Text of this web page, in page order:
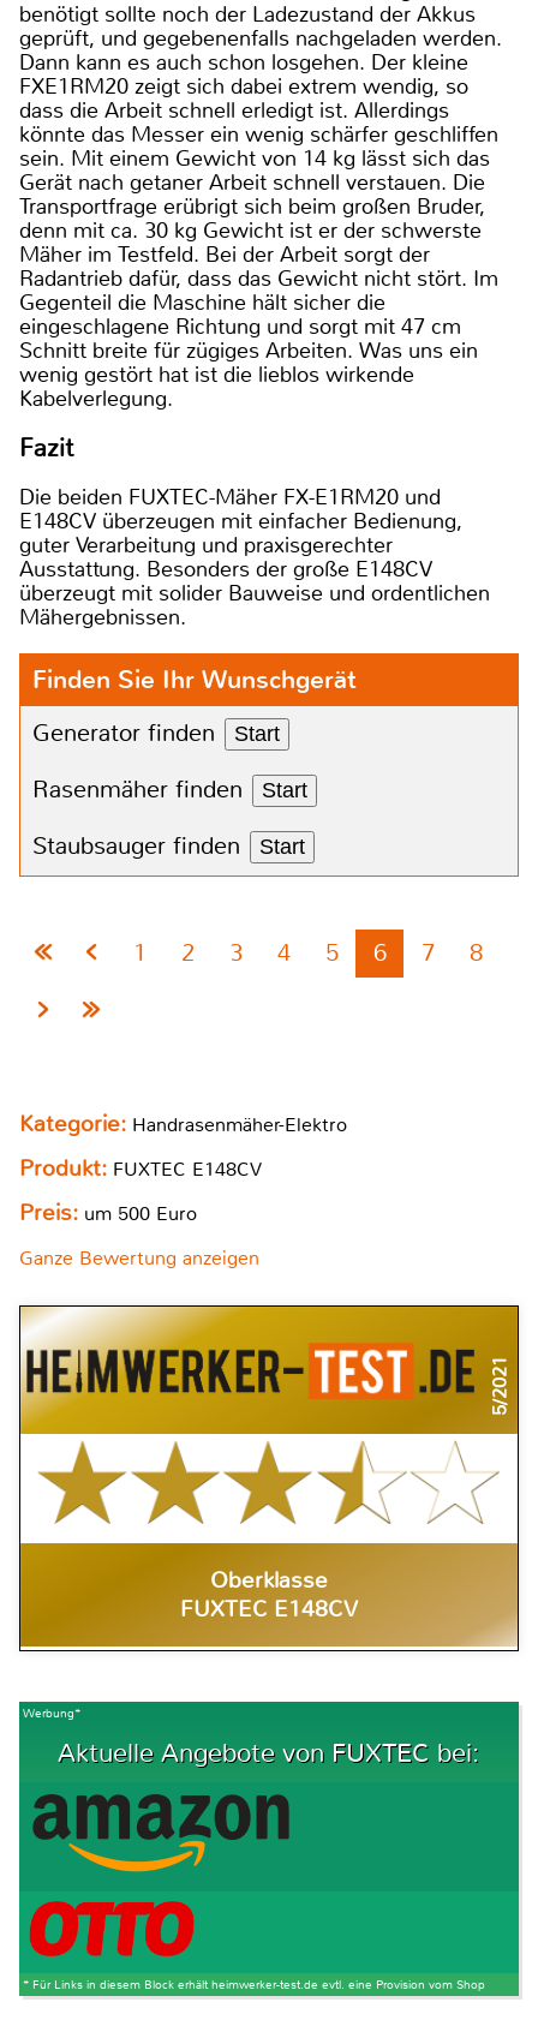
benötigt sollte noch der Ladezustand der Akkus
geprüft, und gegebenenfalls nachgeladen werden.
Dann kann es auch schon losgehen. Der kleine
FXE1RM20 zeigt sich dabei extrem wendig, so
dass die Arbeit schnell erledigt ist. Allerdings
könnte das Messer ein wenig schärfer geschliffen
sein. Mit einem Gewicht von 14 kg lässt sich das
Gerät nach getaner Arbeit schnell verstauen. Die
Transportfrage erübrigt sich beim großen Bruder,
denn mit ca. 30 kg Gewicht ist er der schwerste
Mäher im Testfeld. Bei der Arbeit sorgt der
Radantrieb dafür, dass das Gewicht nicht stört. Im
Gegenteil die Maschine hält sicher die
eingeschlagene Richtung und sorgt mit 47 cm
Schnitt breite für zügiges Arbeiten. Was uns ein
wenig gestört hat ist die lieblos wirkende
Kabelverlegung.
Fazit
Die beiden FUXTEC-Mäher FX-E1RM20 und
E148CV überzeugen mit einfacher Bedienung,
guter Verarbeitung und praxisgerechter
Ausstattung. Besonders der große E148CV
überzeugt mit solider Bauweise und ordentlichen
Mähergebnissen.
Finden Sie Ihr Wunschgerät
Generator finden Start
Rasenmäher finden Start
Staubsauger finden Start
1 2 3 4 5 6 7 8
Kategorie: Handrasenmäher-Elektro
Produkt: FUXTEC E148CV
Preis: um 500 Euro
Ganze Bewertung anzeigen
5/2021
Oberklasse
FUXTEC E148CV
Werbung*
Aktuelle Angebote von FUXTEC bei:
* Für Links in diesem Block erhält heimwerker-test.de evtl. eine Provision vom Shop